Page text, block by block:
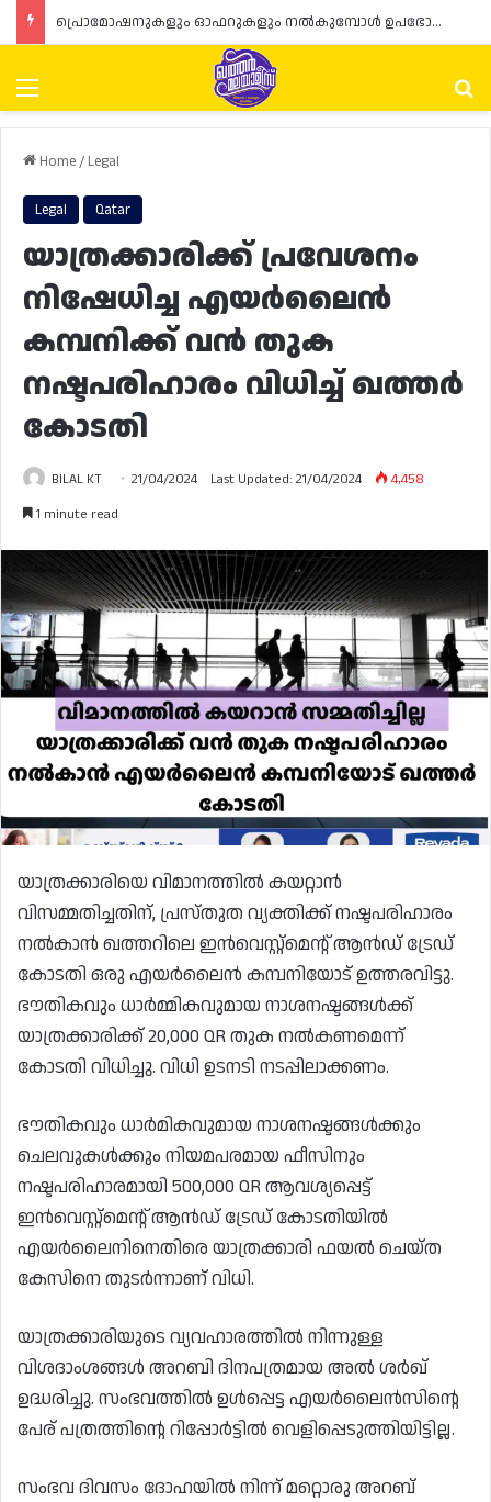
പ്രൊമോഷനുകളും ഓഫറുകളും നൽകുമ്പോൾ ഉപഭോക്താക്കളുടെ അവകാശങ്ങൾ ഉറപ്പാക്കണമെന്ന് ഖത്തർ വാണിജ്യ വ്യവസായ മന്ത്രാലയത്തിന്റെ (MoCI) നിർദ്ദേശം
Menu
Home/ Legal
Legal Qatar
യാത്രക്കാരിക്ക് പ്രവേശനം
നിഷേധിച്ച എയർലൈൻ
കമ്പനിക്ക് വൻ തുക
നഷ്ടപരിഹാരം വിധിച്ച് ഖത്തർ
കോടതി
BILAL KT 21/04/2024 Last Updated: 21/04/2024
4,458
1 minute read
യാത്രക്കാരിയെ വിമാനത്തിൽ കയറ്റാൻ
വിസമ്മതിച്ചതിന്, പ്രസ്തുത വ്യക്തിക്ക് നഷ്ടപരിഹാരം
നൽകാൻ ഖത്തറിലെ ഇൻവെസ്റ്റ്‌മെൻ്റ് ആൻഡ് ട്രേഡ്
കോടതി ഒരു എയർലൈൻ കമ്പനിയോട് ഉത്തരവിട്ടു.
ഭൗതികവും ധാർമ്മികവുമായ നാശനഷ്ടങ്ങൾക്ക്
യാത്രക്കാരിക്ക് 20,000 QR തുക നൽകണമെന്ന്
കോടതി വിധിച്ചു. വിധി ഉടനടി നടപ്പിലാക്കണം.
ഭൗതികവും ധാർമികവുമായ നാശനഷ്ടങ്ങൾക്കും
ചെലവുകൾക്കും നിയമപരമായ ഫീസിനും
നഷ്ടപരിഹാരമായി 500,000 QR ആവശ്യപ്പെട്ട്
ഇൻവെസ്റ്റ്‌മെൻ്റ് ആൻഡ് ട്രേഡ് കോടതിയിൽ
എയർലൈനിനെതിരെ യാത്രക്കാരി ഫയൽ ചെയ്ത
കേസിനെ തുടർന്നാണ് വിധി.
യാത്രക്കാരിയുടെ വ്യവഹാരത്തിൽ നിന്നുള്ള
വിശദാംശങ്ങൾ അറബി ദിനപത്രമായ അൽ ശർഖ്
ഉദ്ധരിച്ചു. സംഭവത്തിൽ ഉൾപ്പെട്ട എയർലൈൻസിൻ്റെ
പേര് പത്രത്തിൻ്റെ റിപ്പോർട്ടിൽ വെളിപ്പെടുത്തിയിട്ടില്ല.
സംഭവ ദിവസം ദോഹയിൽ നിന്ന് മറ്റൊരു അറബ്